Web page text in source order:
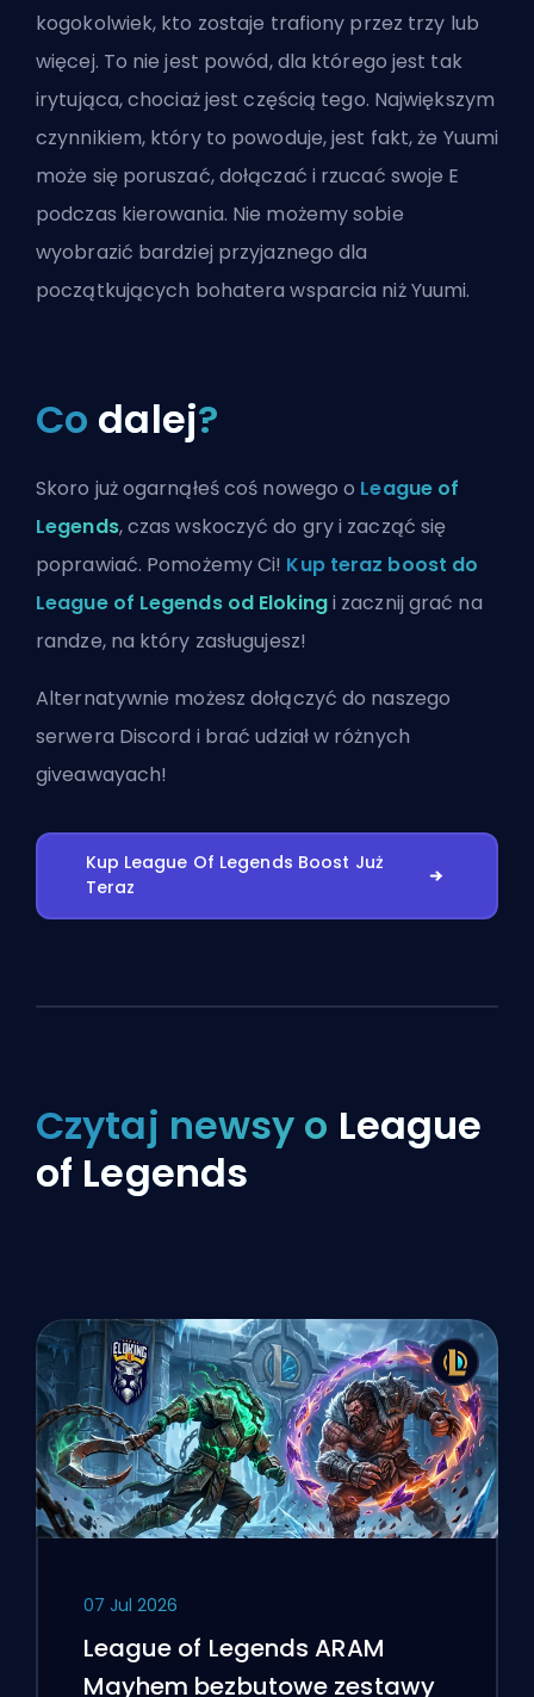
kogokolwiek, kto zostaje trafiony przez trzy lub
więcej. To nie jest powód, dla którego jest tak
irytująca, chociaż jest częścią tego. Największym
czynnikiem, który to powoduje, jest fakt, że Yuumi
może się poruszać, dołączać i rzucać swoje E
podczas kierowania. Nie możemy sobie
wyobrazić bardziej przyjaznego dla
początkujących bohatera wsparcia niż Yuumi.
Co dalej?
Skoro już ogarnąłeś coś nowego o League of
Legends, czas wskoczyć do gry i zacząć się
poprawiać. Pomożemy Ci! Kup teraz boost do
League of Legends od Elokingi zacznij grać na
randze, na który zasługujesz!
Alternatywnie możeszdołączyć do naszego
serwera Discord i brać udział w różnych
giveawayach!
Kup League Of Legends Boost Już
Teraz
Czytaj newsy o League
of Legends
07 Jul 2026
League of Legends ARAM
Mayhem bezbutowe zestawy